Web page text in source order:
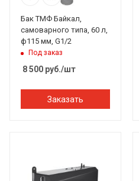
Бак ТМФ Байкал,
самоварного типа, 60 л,
ф115 мм, G1/2
Под заказ
8 500 руб./шт
Заказать